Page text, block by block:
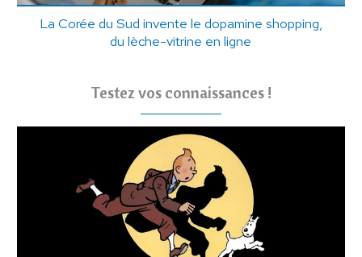
La Corée du Sud invente le dopamine shopping,
du lèche-vitrine en ligne
Testez vos connaissances !